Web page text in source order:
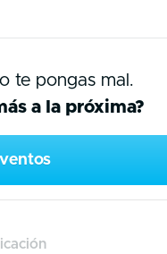
te pongas mal.
a la próxima?